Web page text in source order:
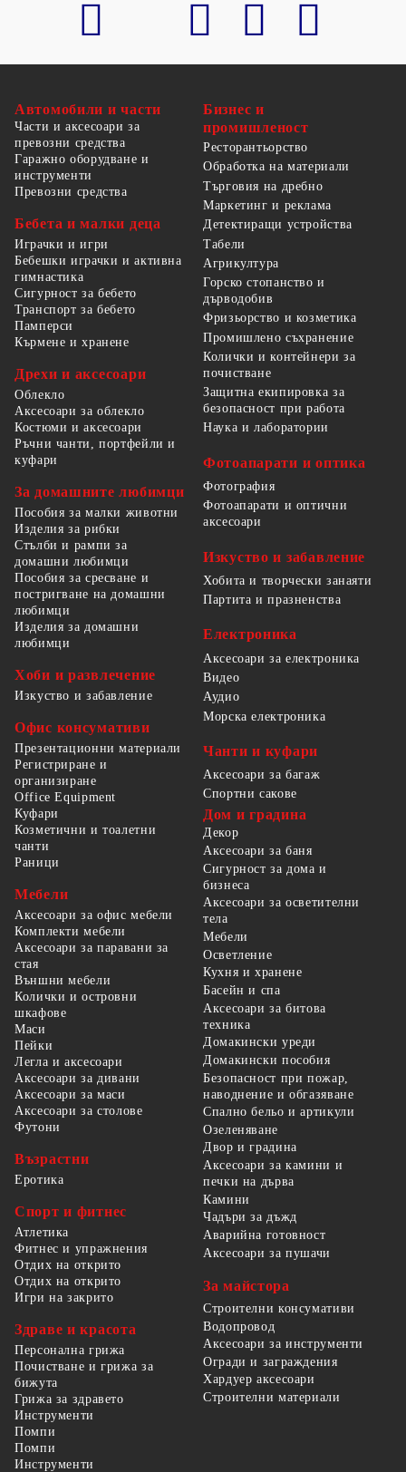
Автомобили и части
Части и аксесоари за
превозни средства
Гаражно оборудване и
инструменти
Превозни средства
Бебета и малки деца
Играчки и игри
Бебешки играчки и активна
гимнастика
Сигурност за бебето
Транспорт за бебето
Памперси
Кърмене и хранене
Дрехи и аксесоари
Облекло
Аксесоари за облекло
Костюми и аксесоари
Ръчни чанти, портфейли и
куфари
За домашните любимци
Пособия за малки животни
Изделия за рибки
Стълби и рампи за
домашни любимци
Пособия за сресване и
постригване на домашни
любимци
Изделия за домашни
любимци
Хоби и развлечение
Изкуство и забавление
Офис консумативи
Презентационни материали
Регистриране и
организиране
Office Equipment
Бизнес и
промишленост
Ресторантьорство
Обработка на материали
Търговия на дребно
Маркетинг и реклама
Детектиращи устройства
Табели
Агрикултура
Горско стопанство и
дърводобив
Фризьорство и козметика
Промишлено съхранение
Колички и контейнери за
почистване
Защитна екипировка за
безопасност при работа
Наука и лаборатории
Фотоапарати и оптика
Фотография
Фотоапарати и оптични
аксесоари
Изкуство и забавление
Хобита и творчески занаяти
Партита и празненства
Електроника
Аксесоари за електроника
Видео
Аудио
Морска електроника
Чанти и куфари
Аксесоари за багаж
Спортни сакове
Куфари
Козметични и тоалетни
чанти
Раници
Мебели
Аксесоари за офис мебели
Комплекти мебели
Аксесоари за паравани за
стая
Външни мебели
Колички и островни
шкафове
Маси
Пейки
Легла и аксесоари
Аксесоари за дивани
Аксесоари за маси
Аксесоари за столове
Футони
Възрастни
Еротика
Спорт и фитнес
Атлетика
Фитнес и упражнения
Отдих на открито
Отдих на открито
Игри на закрито
Здраве и красота
Персонална грижа
Почистване и грижа за
бижута
Грижа за здравето
Дом и градина
Декор
Аксесоари за баня
Сигурност за дома и
бизнеса
Аксесоари за осветителни
тела
Мебели
Осветление
Кухня и хранене
Басейн и спа
Аксесоари за битова
техника
Домакински уреди
Домакински пособия
Безопасност при пожар,
наводнение и обгазяване
Спално бельо и артикули
Озеленяване
Двор и градина
Аксесоари за камини и
печки на дърва
Камини
Чадъри за дъжд
Аварийна готовност
Аксесоари за пушачи
За майстора
Строителни консумативи
Водопровод
Аксесоари за инструменти
Огради и заграждения
Хардуер аксесоари
Строителни материали
Инструменти
Помпи
Помпи
Инструменти